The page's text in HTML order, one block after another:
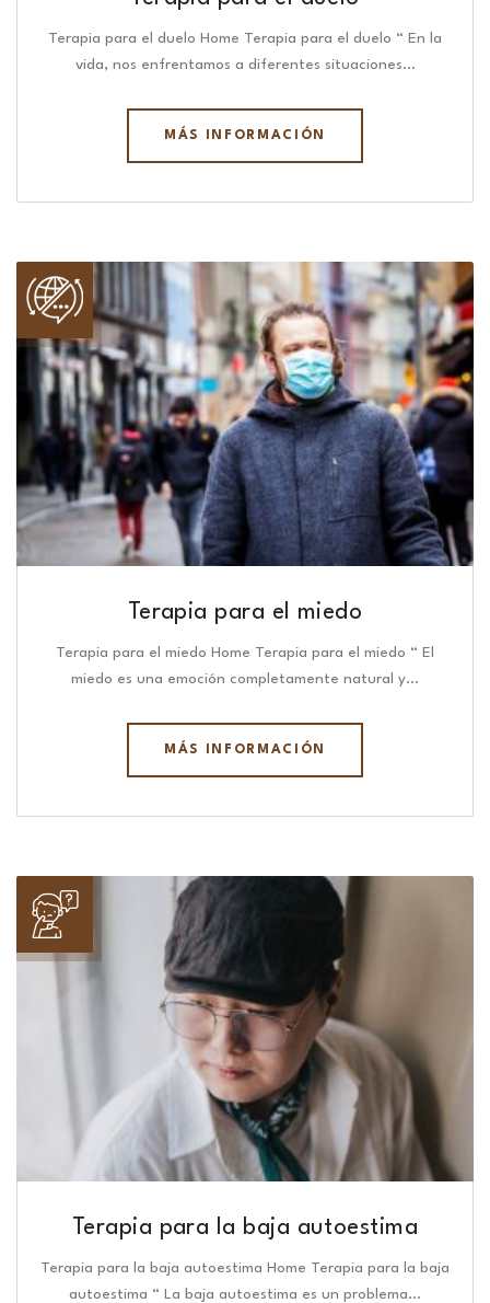
Terapia para el duelo Home Terapia para el duelo “ En la
vida, nos enfrentamos a diferentes situaciones…
MÁS INFORMACIÓN
Terapia para el miedo
Terapia para el miedo Home Terapia para el miedo “ El
miedo es una emoción completamente natural y…
MÁS INFORMACIÓN
Terapia para la baja autoestima
Terapia para la baja autoestima Home Terapia para la baja
autoestima “ La baja autoestima es un problema…